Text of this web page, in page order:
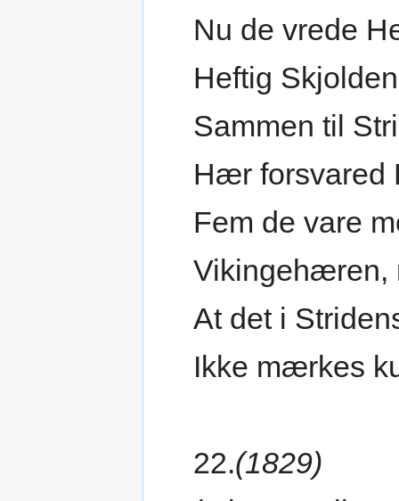
Nu de vrede
Heftig
Sammen til
Hær forsvared
Fem de vare
Vikingehæren,
At det i
Ikke mærkes
22.(1829)